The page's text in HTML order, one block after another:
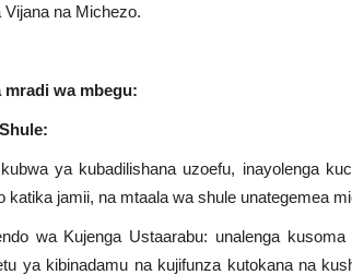
Vijana na Michezo.
mradi wa mbegu:
ya kubadilishana uzoefu, inayolenga
katika jamii, na mtaala wa shule unategemea
wa Kujenga Ustaarabu: unalenga
ya kibinadamu na kujifunza kutokana na